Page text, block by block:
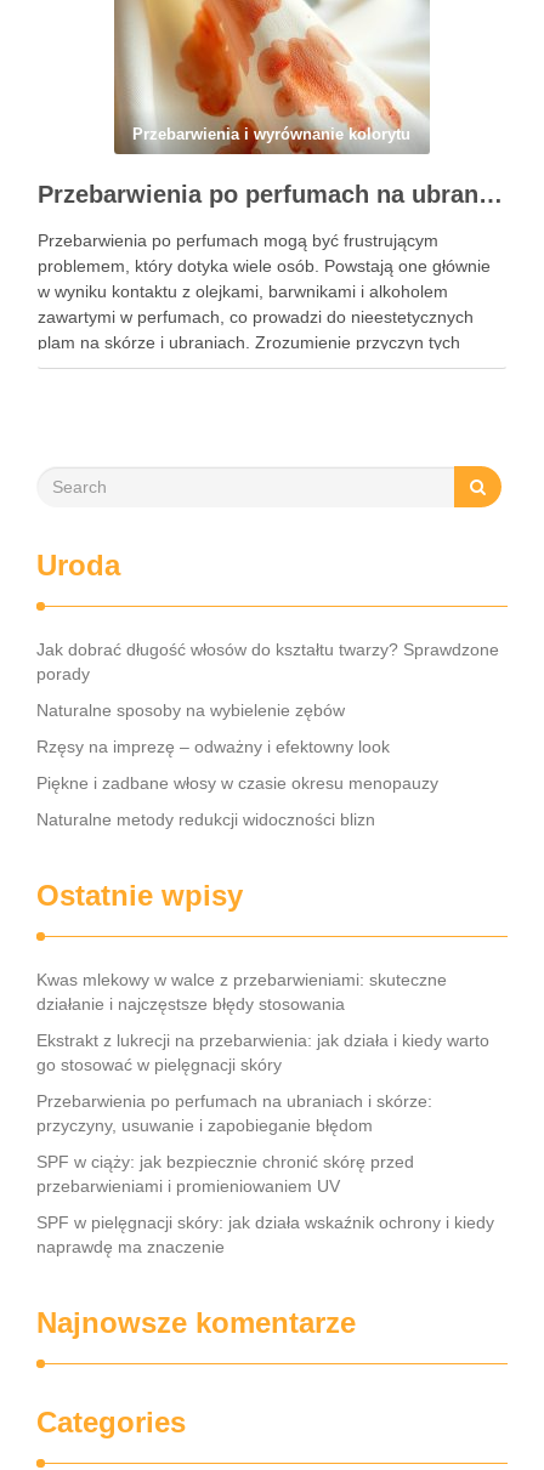
Przebarwienia i wyrównanie kolorytu
Przebarwienia po perfumach na ubraniach i skórze: przyczyny, usuwanie i zapobieganie błędom
Przebarwienia po perfumach mogą być frustrującym
problemem, który dotyka wiele osób. Powstają one głównie
w wyniku kontaktu z olejkami, barwnikami i alkoholem
zawartymi w perfumach, co prowadzi do nieestetycznych
plam na skórze i ubraniach. Zrozumienie przyczyn tych
przebarwień jest kluczowe, aby skutecznie im zapobiegać i
Uroda
Jak dobrać długość włosów do kształtu twarzy? Sprawdzone
porady
Naturalne sposoby na wybielenie zębów
Rzęsy na imprezę – odważny i efektowny look
Piękne i zadbane włosy w czasie okresu menopauzy
Naturalne metody redukcji widoczności blizn
Ostatnie wpisy
Kwas mlekowy w walce z przebarwieniami: skuteczne
działanie i najczęstsze błędy stosowania
Ekstrakt z lukrecji na przebarwienia: jak działa i kiedy warto
go stosować w pielęgnacji skóry
Przebarwienia po perfumach na ubraniach i skórze:
przyczyny, usuwanie i zapobieganie błędom
SPF w ciąży: jak bezpiecznie chronić skórę przed
przebarwieniami i promieniowaniem UV
SPF w pielęgnacji skóry: jak działa wskaźnik ochrony i kiedy
naprawdę ma znaczenie
Najnowsze komentarze
Categories